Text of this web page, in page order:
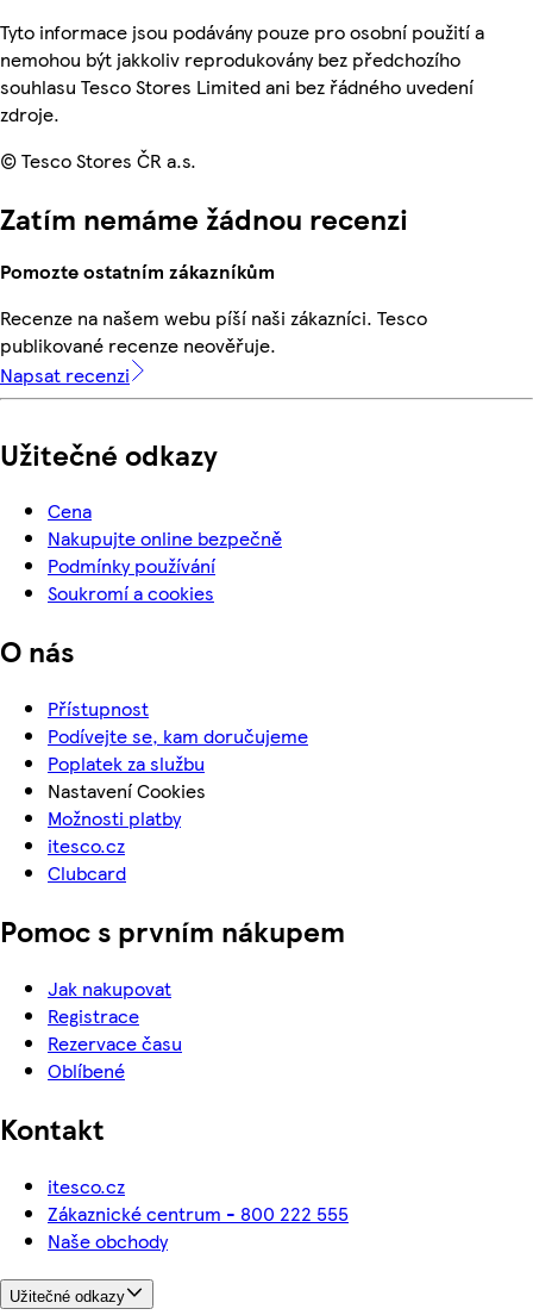
Tyto informace jsou podávány pouze pro osobní použití a
nemohou být jakkoliv reprodukovány bez předchozího
souhlasu Tesco Stores Limited ani bez řádného uvedení
zdroje.
© Tesco Stores ČR a.s.
Zatím nemáme žádnou recenzi
Pomozte ostatním zákazníkům
Recenze na našem webu píší naši zákazníci. Tesco
publikované recenze neověřuje.
Napsat recenzi
Užitečné odkazy
Cena
Nakupujte online bezpečně
Podmínky používání
Soukromí a cookies
O nás
Přístupnost
Podívejte se, kam doručujeme
Poplatek za službu
Nastavení Cookies
Možnosti platby
itesco.cz
Clubcard
Pomoc s prvním nákupem
Jak nakupovat
Registrace
Rezervace času
Oblíbené
Kontakt
itesco.cz
Zákaznické centrum - 800 222 555
Naše obchody
Užitečné odkazy